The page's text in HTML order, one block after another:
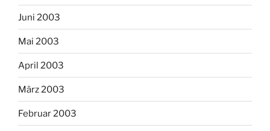
Juni 2003
Mai 2003
April 2003
März 2003
Februar 2003